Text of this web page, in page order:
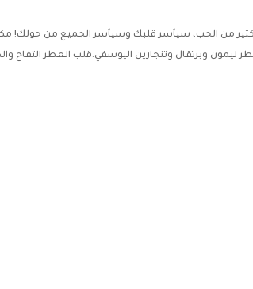
من الحب، سيأسر قلبك وسيأسر الجميع من حولك!
ليمون وبرتقال وتنجارين اليوسفي.قلب العطر التفاح